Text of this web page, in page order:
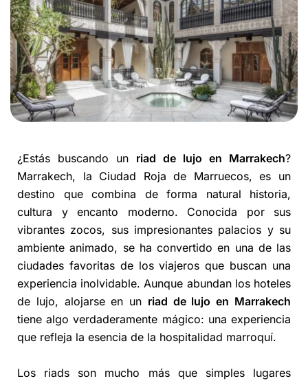
¿Estás buscando un riad de lujo en Marrakech?
Marrakech, la Ciudad Roja de Marruecos, es un
destino que combina de forma natural historia,
cultura y encanto moderno. Conocida por sus
vibrantes zocos, sus impresionantes palacios y su
ambiente animado, se ha convertido en una de las
ciudades favoritas de los viajeros que buscan una
experiencia inolvidable. Aunque abundan los hoteles
de lujo, alojarse en un riad de lujo en Marrakech
tiene algo verdaderamente mágico: una experiencia
que refleja la esencia de la hospitalidad marroquí.
Los riads son mucho más que simples lugares